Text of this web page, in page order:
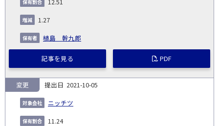
1.27
植島 幹九郎
記事を見る PDF
2021-10-05
ニッチツ
変更
11.24